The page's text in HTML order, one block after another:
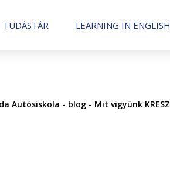
TUDÁSTÁR LEARNING IN ENGLISH